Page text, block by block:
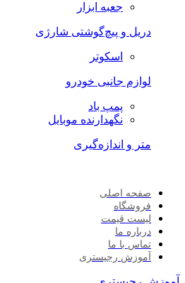
جعبه ابزار
دریل و پیچ‌گوشتی شارژی
اسکوتر
لوازم جانبی خودرو
پمپ باد
نگهدارنده موبایل
متر و اندازه‌گیری
صفحه اصلی
فروشگاه
لیست قیمت
درباره ما
تماس با ما
آموزش رجیستری